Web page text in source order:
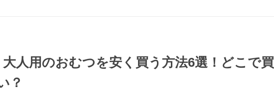
大人用のおむつを安く買う方法6選！どこで買
？